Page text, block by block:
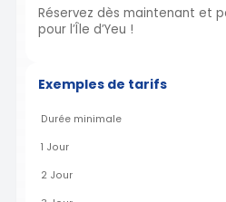
Réservez dès maintenant et
pour l’Île d’Yeu !
Exemples de tarifs
Durée minimale
1 Jour
2 Jour